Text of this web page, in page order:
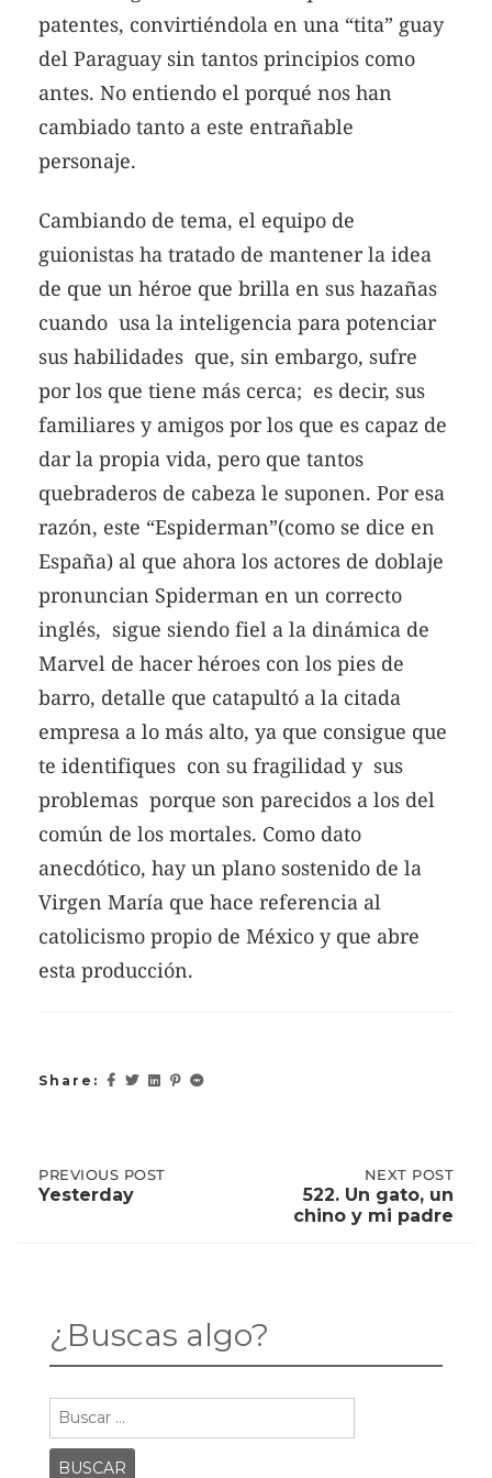
patentes, convirtiéndola en una “tita” guay
del Paraguay sin tantos principios como
antes. No entiendo el porqué nos han
cambiado tanto a este entrañable
personaje.
Cambiando de tema, el equipo de
guionistas ha tratado de mantener la idea
de que un héroe que brilla en sus hazañas
cuando usa la inteligencia para potenciar
sus habilidades que, sin embargo, sufre
por los que tiene más cerca; es decir, sus
familiares y amigos por los que es capaz de
dar la propia vida, pero que tantos
quebraderos de cabeza le suponen. Por esa
razón, este “Espiderman”(como se dice en
España) al que ahora los actores de doblaje
pronuncian Spiderman en un correcto
inglés, sigue siendo fiel a la dinámica de
Marvel de hacer héroes con los pies de
barro, detalle que catapultó a la citada
empresa a lo más alto, ya que consigue que
te identifiques con su fragilidad y sus
problemas porque son parecidos a los del
común de los mortales. Como dato
anecdótico, hay un plano sostenido de la
Virgen María que hace referencia al
catolicismo propio de México y que abre
esta producción.
Share:
Post
PREVIOUS
POST:
YESTERDAY
PREVIOUS POST
Yesterday
PADRE
NEXT POST
522. Un gato, un
chino y mi padre
¿Buscas algo?